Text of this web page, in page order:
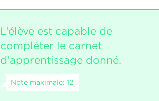
L’élève est capable de
compléter le carnet
d’apprentissage donné.
Note maximale: 12